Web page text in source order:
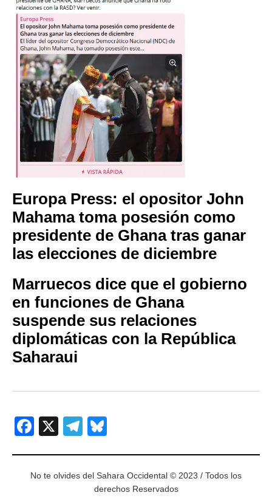
Europa Press: el opositor John
Mahama toma posesión como
presidente de Ghana tras ganar
las elecciones de diciembre
Marruecos dice que el gobierno
en funciones de Ghana
suspende sus relaciones
diplomáticas con la República
Saharaui
Facebook
X Telegram
No te olvides del Sahara Occidental © 2023 / Todos los
derechos Reservados